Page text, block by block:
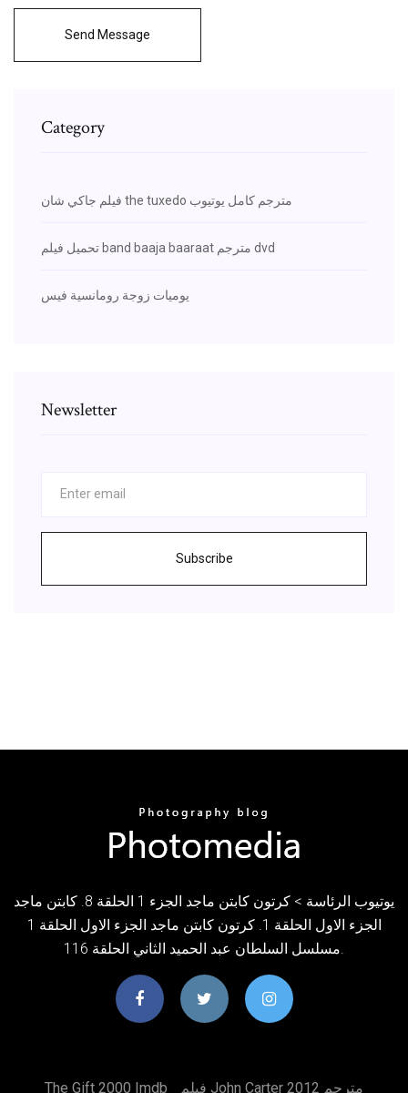
Send Message
Category
فيلم جاكي شان the tuxedo مترجم كامل يوتيوب
تحميل فيلم band baaja baaraat مترجم dvd
يوميات زوجة رومانسية فيس
Newsletter
Subscribe
يوتيوب الرئاسة > كرتون كابتن ماجد الجزء 1 الحلقة 8. كابتن ماجد
الجزء الاول الحلقة 1. كرتون كابتن ماجد الجزء الاول الحلقة 1
The Gift 2000 Imdb فيلم John Carter 2012 مترجم